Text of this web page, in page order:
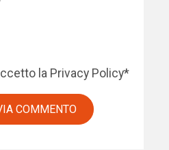
la Privacy Policy*